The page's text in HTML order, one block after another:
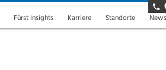
Fürst insights Karriere Standorte